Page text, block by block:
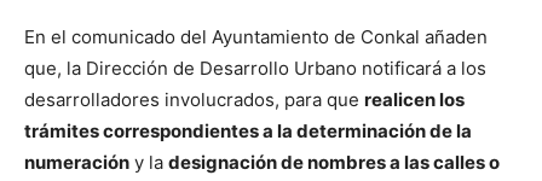
En el comunicado del Ayuntamiento de Conkal añaden
que, la Dirección de Desarrollo Urbano notificará a los
desarrolladores involucrados, para que realicen los
trámites correspondientes a la determinación de la
numeración y la designación de nombres a las calles o